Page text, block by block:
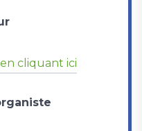
cliquant ici